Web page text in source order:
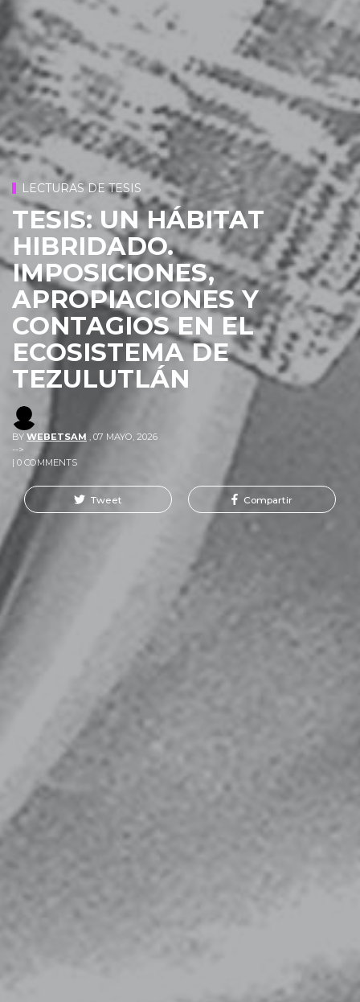
LECTURAS DE TESIS
TESIS: UN HÁBITAT
HIBRIDADO.
IMPOSICIONES,
APROPIACIONES Y
CONTAGIOS EN EL
ECOSISTEMA DE
TEZULUTLÁN
BY WEBETSAM , 07 MAYO, 2026
-->
| 0 COMMENTS
Tweet Compartir